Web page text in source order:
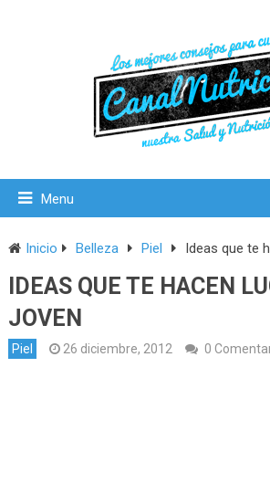
Menu
Inicio Belleza Piel Ideas que te
IDEAS QUE TE HACEN
JOVEN
Piel 26 diciembre, 2012 0